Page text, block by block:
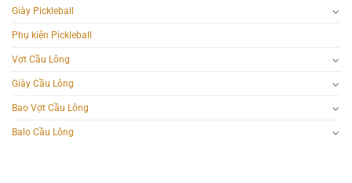
Giày Pickleball
Phụ kiện Pickleball
Vợt Cầu Lông
Giày Cầu Lông
Bao Vợt Cầu Lông
Balo Cầu Lông